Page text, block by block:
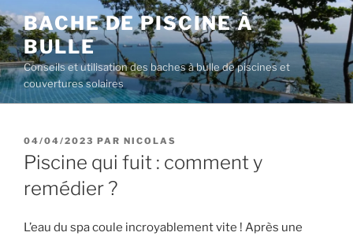
Aller
au
contenu
principal
BACHE DE PISCINE À
BULLE
Conseils et utilisation des baches à bulle de piscines et
couvertures solaires
PUBLIÉ
LE
04/04/2023 PAR NICOLAS
Piscine qui fuit : comment y
remédier ?
L’eau du spa coule incroyablement vite ! Après une